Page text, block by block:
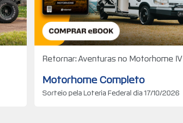
Retornar: Aventuras no Motorhome IV
Motorhome Completo
Sorteio pela Loteria Federal dia 17/10/2026